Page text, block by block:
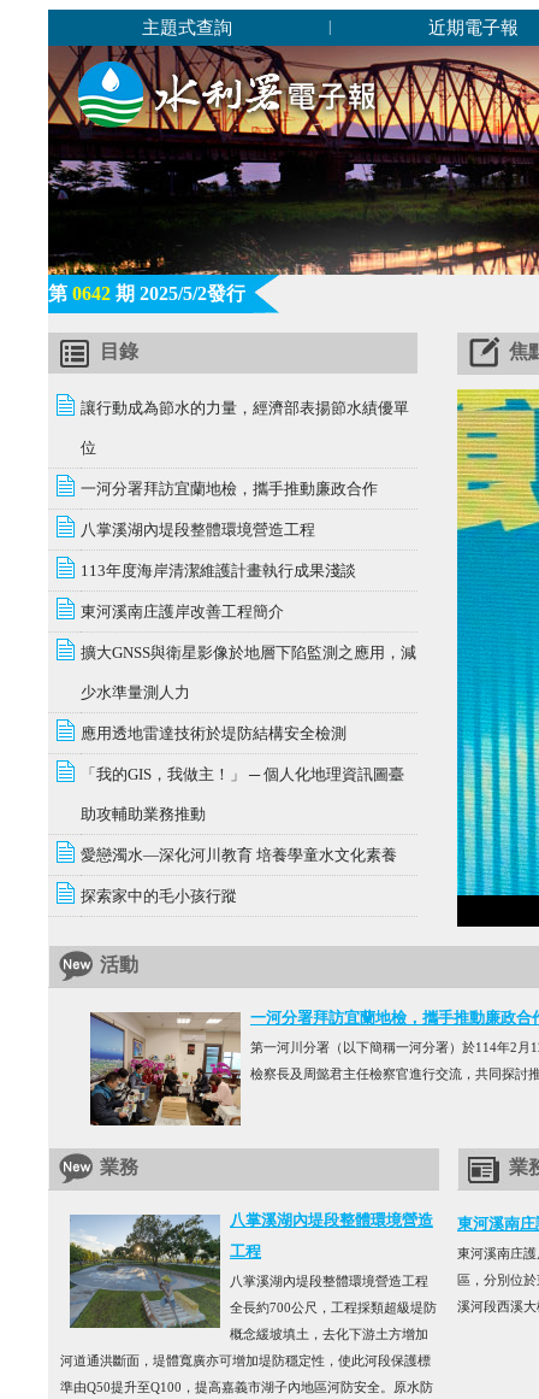
主題式查詢 近期電子報
第 0642 期 2025/5/2發行
目錄
讓行動成為節水的力量，經濟部表揚節水績優單
位
一河分署拜訪宜蘭地檢，攜手推動廉政合作
八掌溪湖內堤段整體環境營造工程
113年度海岸清潔維護計畫執行成果淺談
東河溪南庄護岸改善工程簡介
擴大GNSS與衛星影像於地層下陷監測之應用，減
少水準量測人力
應用透地雷達技術於堤防結構安全檢測
「我的GIS，我做主！」 ─ 個人化地理資訊圖臺
助攻輔助業務推動
愛戀濁水—深化河川教育 培養學童水文化素養
探索家中的毛小孩行蹤
焦
活動
一河分署拜訪宜蘭地檢，攜手推動廉政合
第一河川分署（以下簡稱一河分署）於114年2
檢察長及周懿君主任檢察官進行交流，共同探討
業務
八掌溪湖內堤段整體環境營造
工程
八掌溪湖內堤段整體環境營造工程
全長約700公尺，工程採類超級堤防
概念緩坡填土，去化下游土方增加
河道通洪斷面，堤體寬廣亦可增加堤防穩定性，使此河段保護標
準由Q50提升至Q100，提高嘉義市湖子內地區河防安全。原水防
業
東河溪南
東河溪南庄
區，分別位
溪河段西溪